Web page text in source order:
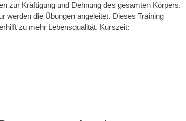
zur Kräftigung und Dehnung des gesamten Körpers.
werden die Übungen angeleitet. Dieses Training
verhilft zu mehr Lebensqualität. Kurszeit: